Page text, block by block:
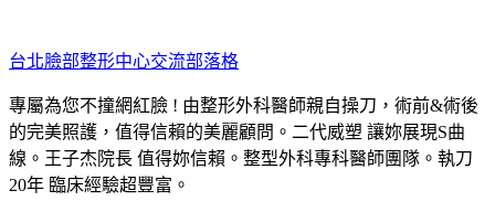
至
主
要
內
容
台北臉部整形中心交流部落格
專屬為您不撞網紅臉 ! 由整形外科醫師親自操刀，術前&術後
的完美照護，值得信賴的美麗顧問。二代威塑 讓妳展現S曲
線。王子杰院長 值得妳信賴。整型外科專科醫師團隊。執刀
20年 臨床經驗超豐富。